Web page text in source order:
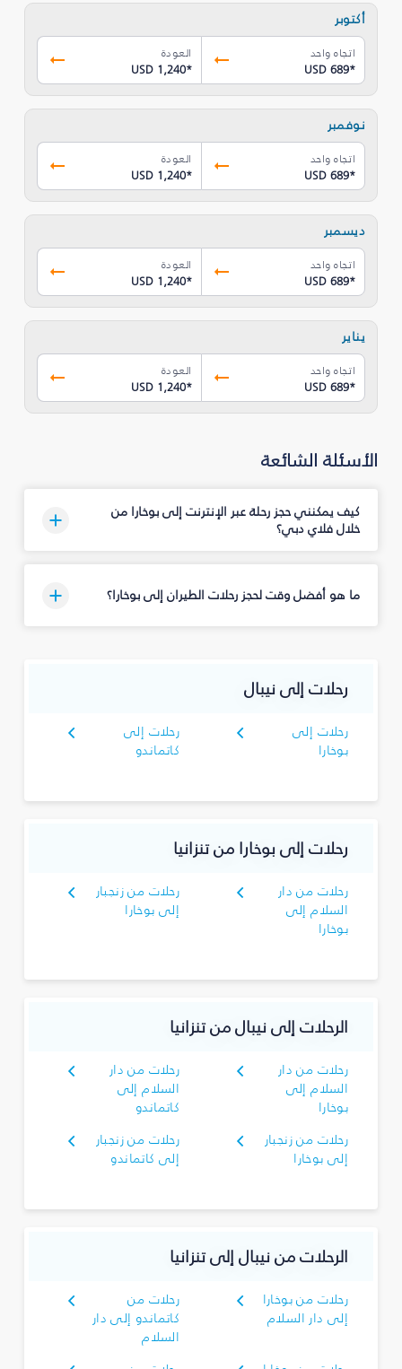
أكتوبر
اتجاه واحد
USD 689*
العودة
USD 1,240*
نوفمبر
اتجاه واحد
USD 689*
العودة
USD 1,240*
ديسمبر
اتجاه واحد
USD 689*
العودة
USD 1,240*
يناير
اتجاه واحد
USD 689*
العودة
USD 1,240*
الأسئلة الشائعة
كيف يمكنني حجز رحلة عبر الإنترنت إلى بوخارا من
خلال فلاي دبي؟
ما هو أفضل وقت لحجز رحلات الطيران إلى بوخارا؟
رحلات إلى نيبال
رحلات إلى
بوخارا
رحلات إلى
كاتماندو
رحلات إلى بوخارا من تنزانيا
رحلات من دار
السلام إلى
بوخارا
رحلات من زنجبار
إلى بوخارا
الرحلات إلى نيبال من تنزانيا
رحلات من دار
السلام إلى
بوخارا
رحلات من دار
السلام إلى
كاتماندو
رحلات من زنجبار
إلى بوخارا
رحلات من زنجبار
إلى كاتماندو
الرحلات من نيبال إلى تنزانيا
رحلات من بوخارا
إلى دار السلام
رحلات من
كاتماندو إلى دار
السلام